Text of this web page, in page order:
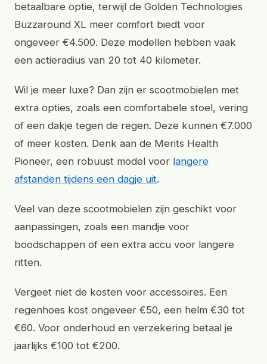
betaalbare optie, terwijl de Golden Technologies
Buzzaround XL meer comfort biedt voor
ongeveer €4.500. Deze modellen hebben vaak
een actieradius van 20 tot 40 kilometer.
Wil je meer luxe? Dan zijn er scootmobielen met
extra opties, zoals een comfortabele stoel, vering
of een dakje tegen de regen. Deze kunnen €7.000
of meer kosten. Denk aan de Merits Health
Pioneer, een robuust model voor langere
afstanden tijdens een dagje uit.
Veel van deze scootmobielen zijn geschikt voor
aanpassingen, zoals een mandje voor
boodschappen of een extra accu voor langere
ritten.
Vergeet niet de kosten voor accessoires. Een
regenhoes kost ongeveer €50, een helm €30 tot
€60. Voor onderhoud en verzekering betaal je
jaarlijks €100 tot €200.